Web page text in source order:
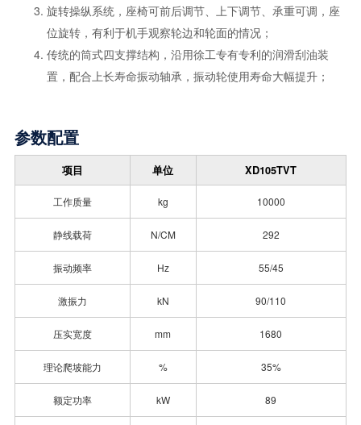
旋转操纵系统，座椅可前后调节、上下调节、承重可调，座
位旋转，有利于机手观察轮边和轮面的情况；
传统的筒式四支撑结构，沿用徐工专有专利的润滑刮油装
置，配合上长寿命振动轴承，振动轮使用寿命大幅提升；
参数配置
项目 单位 XD105TVT
工作质量 kg 10000
静线载荷 N/CM 292
振动频率 Hz 55/45
激振力 kN 90/110
压实宽度 mm 1680
理论爬坡能力 % 35%
额定功率 kW 89